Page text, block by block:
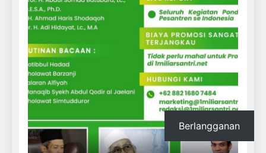
Berlangganan